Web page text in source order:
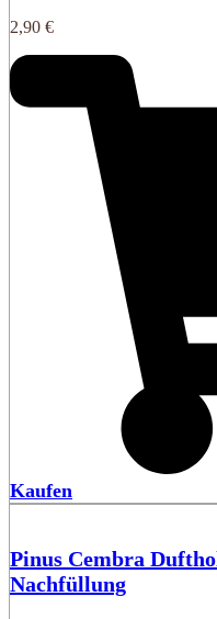
2,90 €
Kaufen
Pinus Cembra
Nachfüllung